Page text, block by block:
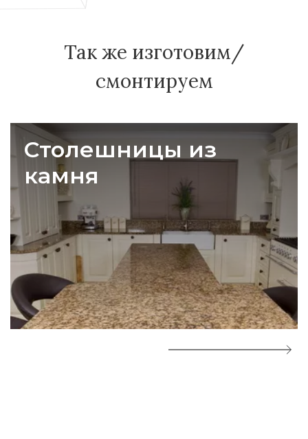
Так же изготовим/
смонтируем
Столешницы из
камня